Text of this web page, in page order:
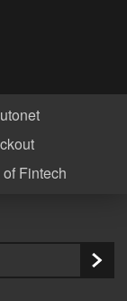
of Fintech